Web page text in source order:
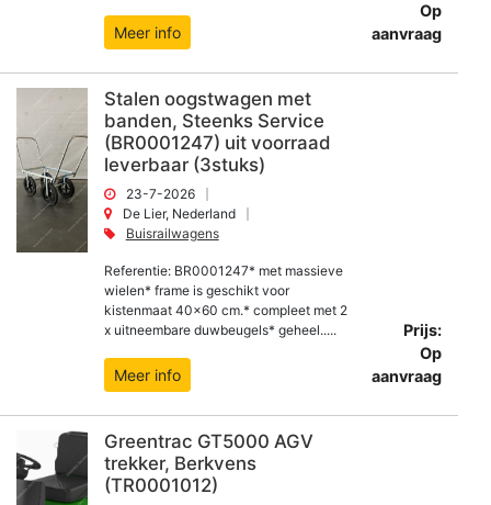
Meer info
Op
aanvraag
Stalen oogstwagen met
banden, Steenks Service
(BR0001247) uit voorraad
leverbaar (3stuks)
23-7-2026
De Lier, Nederland
Buisrailwagens
Referentie: BR0001247* met massieve
wielen* frame is geschikt voor
kistenmaat 40x60 cm.* compleet met 2
x uitneembare duwbeugels* geheel.....
Meer info
Prijs:
Op
aanvraag
Greentrac GT5000 AGV
trekker, Berkvens
(TR0001012)